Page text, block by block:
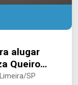
alugar
Queiroz
SP